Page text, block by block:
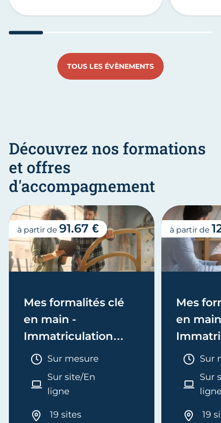
TOUS LES ÉVÈNEMENTS
Découvrez nos formations
et offres
d'accompagnement
Mes formalités clé
en main -
Immatriculation
(EI/Micro-entreprise
ou réel)
Durée :
Sur mesure
Sur site/En
ligne
19 sites
à partir de 91.67 €
Mes
en
Sur
Sur
19
à partir de